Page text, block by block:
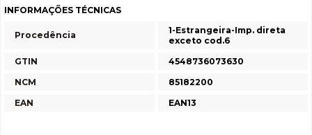
INFORMAÇÕES TÉCNICAS
Procedência
1-Estrangeira-Imp. direta
exceto cod.6
GTIN
4548736073630
NCM
85182200
EAN
EAN13